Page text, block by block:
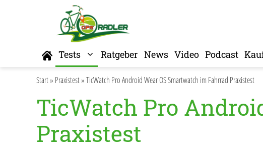
Home
Tests Ratgeber News Video Podcast
Start» Praxistest»TicWatch Pro Android Wear OS Smartwatch im Fahrrad Praxistest
TicWatch Pro
Praxistest